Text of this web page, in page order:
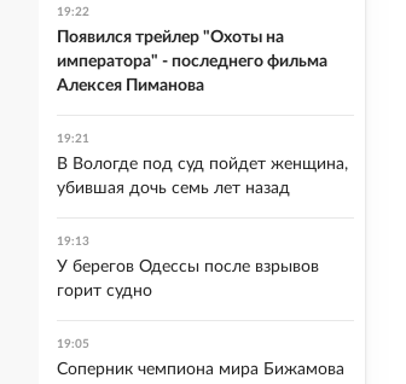
19:22
Появился трейлер "Охоты на
императора" - последнего фильма
Алексея Пиманова
19:21
В Вологде под суд пойдет женщина,
убившая дочь семь лет назад
19:13
У берегов Одессы после взрывов
горит судно
19:05
Соперник чемпиона мира Бижамова